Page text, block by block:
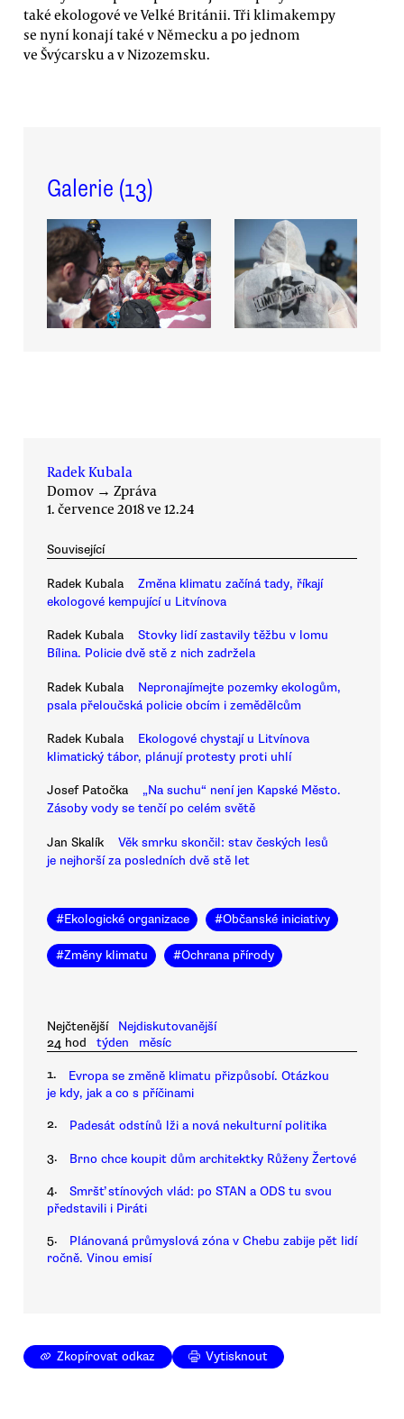
také ekologové ve Velké Británii. Tři klimakempy
se nyní konají také v Německu a po jednom
ve Švýcarsku a v Nizozemsku.
Galerie (13)
Radek Kubala
Domov → Zpráva
1. července 2018 ve 12.24
Související
Radek Kubala
Změna klimatu začíná tady, říkají
ekologové kempující u Litvínova
Radek Kubala
Stovky lidí zastavily těžbu v lomu
Bílina. Policie dvě stě z nich zadržela
Radek Kubala
Nepronajímejte pozemky ekologům,
psala přeloučská policie obcím i zemědělcům
Radek Kubala
Ekologové chystají u Litvínova
klimatický tábor, plánují protesty proti uhlí
Josef Patočka
„Na suchu“ není jen Kapské Město.
Zásoby vody se tenčí po celém světě
Jan Skalík
Věk smrku skončil: stav českých lesů
je nejhorší za posledních dvě stě let
#Ekologické organizace #Občanské iniciativy
#Změny klimatu #Ochrana přírody
Nejčtenější
Nejdiskutovanější
24 hod
týden měsíc
1.
Evropa se změně klimatu přizpůsobí. Otázkou
je kdy, jak a co s příčinami
2. Padesát odstínů lži a nová nekulturní politika
3. Brno chce koupit dům architektky Růženy Žertové
4.
Smršť stínových vlád: po STAN a ODS tu svou
představili i Piráti
5.
Plánovaná průmyslová zóna v Chebu zabije pět lidí
ročně. Vinou emisí
Zkopírovat odkaz Vytisknout